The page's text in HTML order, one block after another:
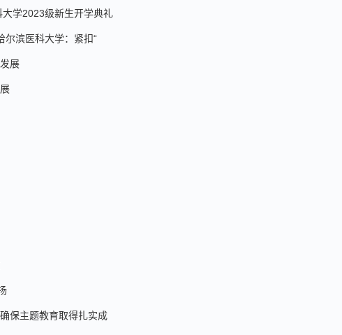
大学2023级新生开学典礼
尔滨医科大学：紧扣“
展
保主题教育取得扎实成